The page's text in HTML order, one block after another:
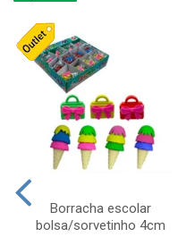
Borracha escolar
bolsa/sorvetinho 4cm